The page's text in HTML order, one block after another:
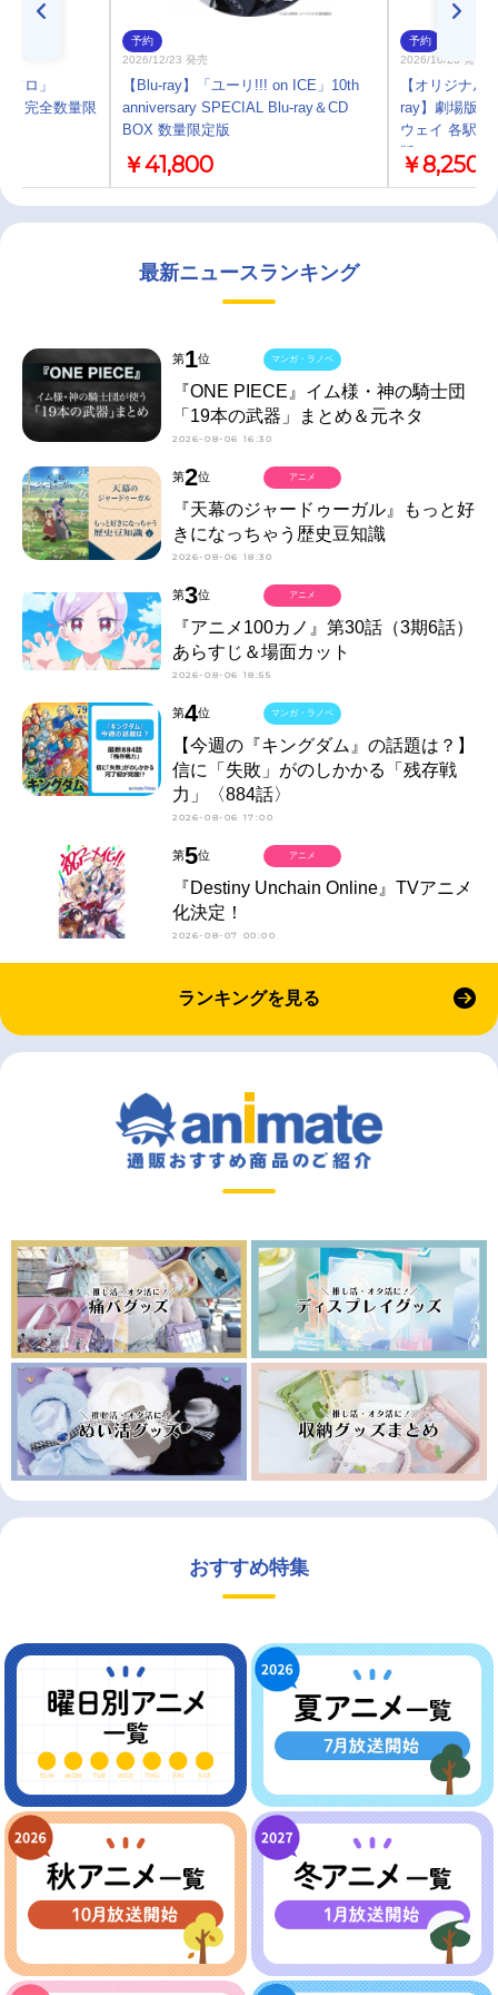
ドロ」
巻 完全数量限
予約
2026/12/23 発売
【Blu-ray】「ユーリ!!! on ICE」10th
anniversary SPECIAL Blu-ray＆CD
BOX 数量限定版
￥41,800
予約
2026/10/28 発売
【オリジナル
ray】劇場版
ウェイ 各駅停
版）
￥8,250
最新ニュースランキング
第1位
『ONE PIECE』イム様・神の騎士団
「19本の武器」まとめ＆元ネタ
2026-08-06 16:30
マンガ・ラノベ
第2位
『天幕のジャードゥーガル』もっと好
きになっちゃう歴史豆知識
2026-08-06 18:30
アニメ
第3位
『アニメ100カノ』第30話（3期6話）
あらすじ＆場面カット
2026-08-06 18:55
アニメ
第4位
【今週の『キングダム』の話題は？】
信に「失敗」がのしかかる「残存戦
力」〈884話〉
2026-08-06 17:00
マンガ・ラノベ
第5位
『Destiny Unchain Online』TVアニメ
化決定！
2026-08-07 00:00
アニメ
ランキングを見る
おすすめ特集